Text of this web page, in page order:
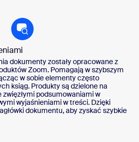
dokumenty zostały opracowane z
Zoom. Pomagają w szybszym
w sobie elementy często
ksiąg. Produkty są dzielone na
podsumowaniami w
wyjaśnieniami w treści. Dzięki
dokumentu, aby zyskać szybkie